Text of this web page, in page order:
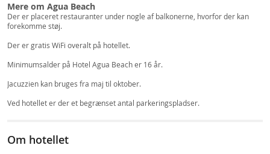
Mere om Agua Beach
Der er placeret restauranter under nogle af balkonerne, hvorfor der kan
forekomme støj.
Der er gratis WiFi overalt på hotellet.
Minimumsalder på Hotel Agua Beach er 16 år.
Jacuzzien kan bruges fra maj til oktober.
Ved hotellet er der et begrænset antal parkeringspladser.
Om hotellet